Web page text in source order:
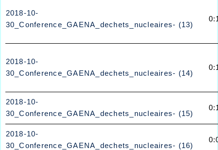
2018-10-
30_Conference_GAENA_dechets_nucleaires- (13)
2018-10-
30_Conference_GAENA_dechets_nucleaires- (14)
2018-10-
30_Conference_GAENA_dechets_nucleaires- (15)
2018-10-
30_Conference_GAENA_dechets_nucleaires- (16)